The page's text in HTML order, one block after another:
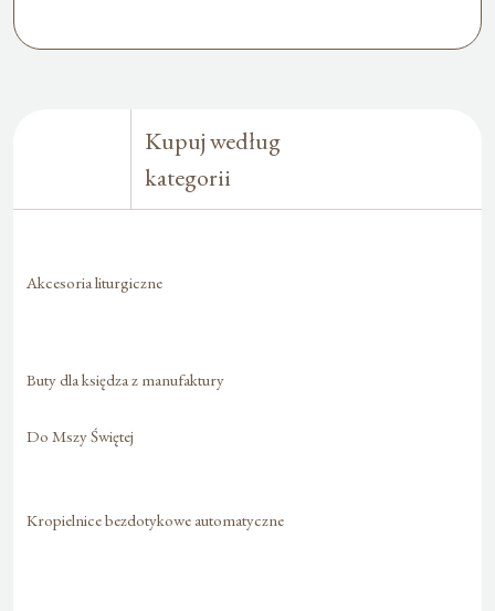
Kupuj według
kategorii
Akcesoria liturgiczne
Buty dla księdza z manufaktury
Do Mszy Świętej
Kropielnice bezdotykowe automatyczne